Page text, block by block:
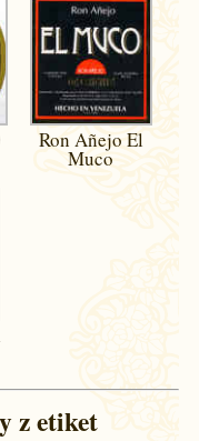
Ron Añejo El
Muco
z etiket